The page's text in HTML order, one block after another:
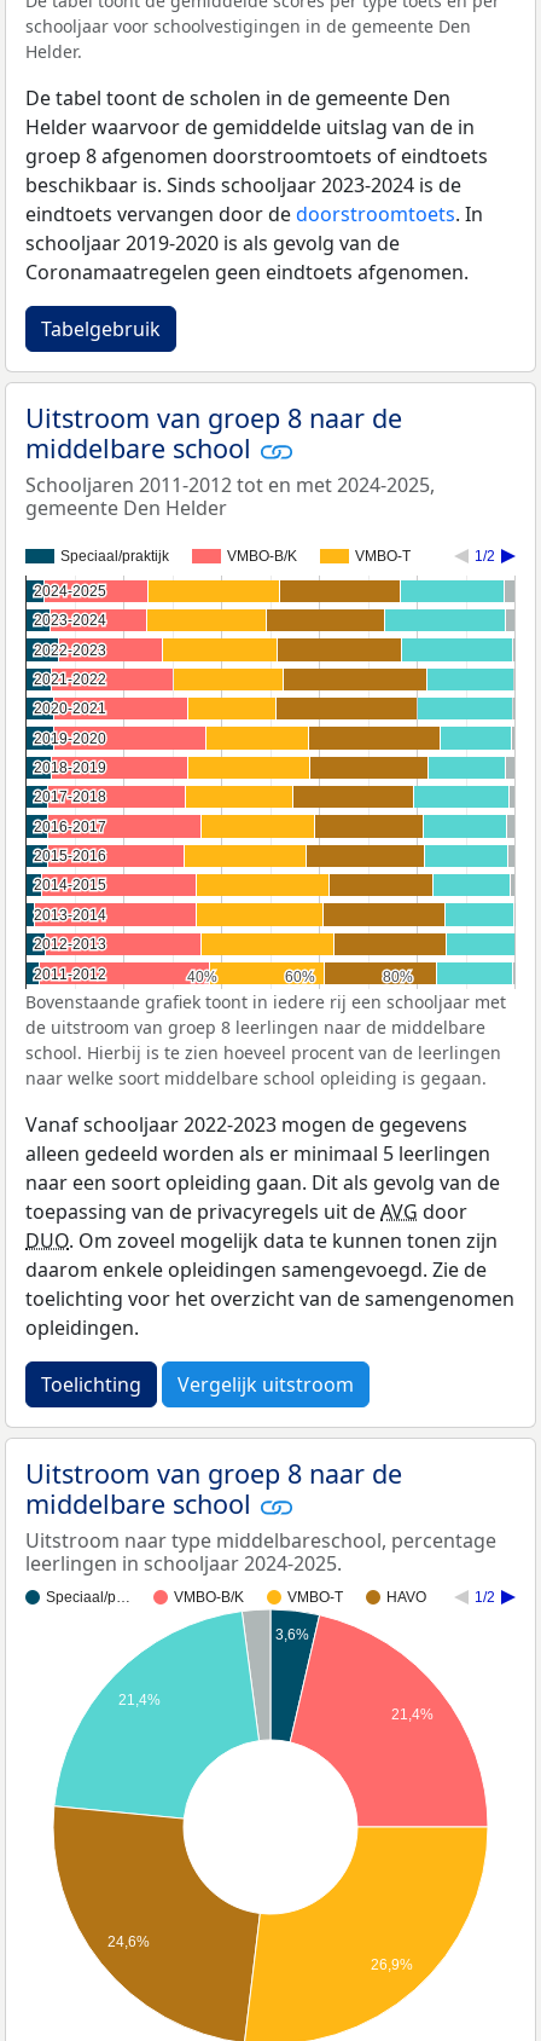
schooljaar voor schoolvestigingen in de gemeente Den
Helder.
De tabel toont de scholen in de gemeente Den
Helder waarvoor de gemiddelde uitslag van de in
groep 8 afgenomen doorstroomtoets of eindtoets
beschikbaar is. Sinds schooljaar 2023-2024 is de
eindtoets vervangen door dedoorstroomtoets. In
schooljaar 2019-2020 is als gevolg van de
Coronamaatregelen geen eindtoets afgenomen.
Tabelgebruik
Uitstroom van groep 8 naar de
middelbare school
Schooljaren 2011-2012 tot en met 2024-2025,
gemeente Den Helder
Speciaal/praktijk VMBO-B/K VMBO-T 1/2
40%
40% 60%
60% 80%
80%
2024-2025
2024-2025
2023-2024
2023-2024
2022-2023
2022-2023
2021-2022
2021-2022
2020-2021
2020-2021
2019-2020
2019-2020
2018-2019
2018-2019
2017-2018
2017-2018
2016-2017
2016-2017
2015-2016
2015-2016
2014-2015
2014-2015
2013-2014
2013-2014
2012-2013
2012-2013
2011-2012
2011-2012
Bovenstaande grafiek toont in iedere rij een schooljaar met
de uitstroom van groep 8 leerlingen naar de middelbare
school. Hierbij is te zien hoeveel procent van de leerlingen
naar welke soort middelbare school opleiding is gegaan.
Vanaf schooljaar 2022-2023 mogen de gegevens
alleen gedeeld worden als er minimaal 5 leerlingen
naar een soort opleiding gaan. Dit als gevolg van de
toepassing van de privacyregels uit deAVG door
DUO. Om zoveel mogelijk data te kunnen tonen zijn
daarom enkele opleidingen samengevoegd. Zie de
toelichting voor het overzicht van de samengenomen
opleidingen.
Toelichting Vergelijk uitstroom
Uitstroom van groep 8 naar de
middelbare school
Uitstroom naar type middelbareschool, percentage
leerlingen in schooljaar 2024-2025.
Speciaal/p… VMBO-B/K VMBO-T HAVO 1/2
3,6%
21,4%
21,4%
24,6%
26,9%